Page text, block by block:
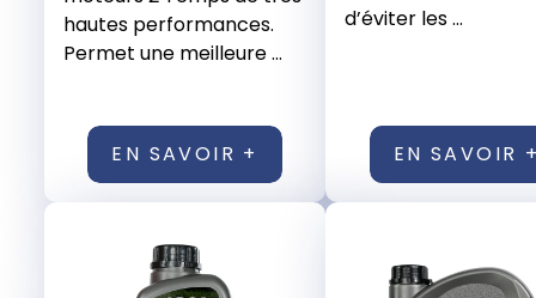
hautes performances.
Permet une meilleure ...
EN SAVOIR +
d’éviter les ...
EN SAVOIR